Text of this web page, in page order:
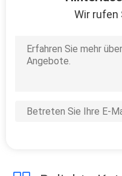
Wir rufen